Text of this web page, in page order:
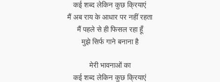
कई शब्द लेकिन कुछ क्रियाएं
मैं अब राय के आधार पर नहीं रहता
मैं पहले से ही फिसल रहा हूँ
मुझे सिर्फ गाने बनाना है
मेरी भावनाओं का
कई शब्द लेकिन कुछ क्रियाएं